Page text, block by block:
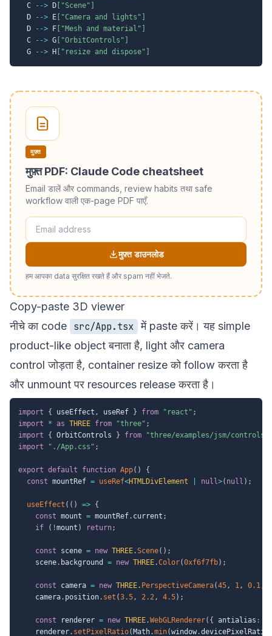
  C
--> D ["Scene"]
  D
--> E ["Camera and lights"]
  D
--> F ["Mesh and material"]
  C
--> G ["OrbitControls"]
  G
--> H ["resize and dispose"]
मुफ़्त
मुफ़्त PDF: Claude Code cheatsheet
Email डालें और commands, review habits तथा safe
workflow वाली एक-page PDF पाएँ.
मुफ़्त डाउनलोड
हम आपका data सुरक्षित रखते हैं और spam नहीं भेजते.
Copy-paste 3D viewer
नीचे का code src/App.tsx में paste करें। यह simple
product-like object बनाता है, light और camera
control जोड़ता है, container resize को follow करता है
और unmount पर resources release करता है।
import { useEffect , useRef } from "react" ;
import
* as THREE from "three" ;
import
{ OrbitControls } from
"three/examples/jsm/
import
"./App.css" ;
export default function App( )
{
const mountRef = useRef<HTMLDivElement null>( null ) ;
useEffect ( ( ) => {
const mount = mountRef. current ;
if
( !mount ) return;
const scene = new THREE.Scene( ) ;
    scene
. background = new THREE.Color(0xf6f7fb) ;
const camera = new THREE. PerspectiveCamera(45, 1, 0.1,
    camera
. position. set (3.5, 2.2, 4.5) ;
const renderer = new THREE.WebGLRenderer( { antialias :
    renderer
. setPixelRatio( Math.min(window.devicePixelRatio